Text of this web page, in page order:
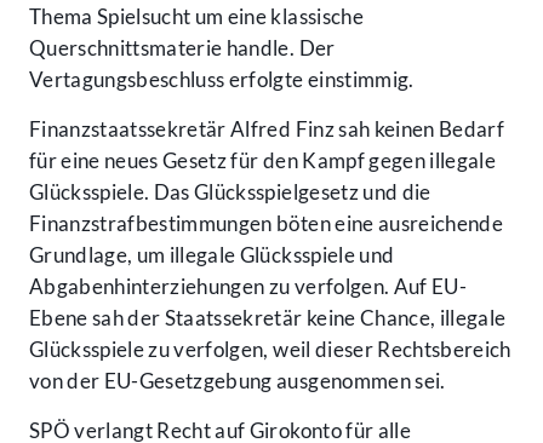
Thema Spielsucht um eine klassische
Querschnittsmaterie handle. Der
Vertagungsbeschluss erfolgte einstimmig.
Finanzstaatssekretär Alfred Finz sah keinen Bedarf
für eine neues Gesetz für den Kampf gegen illegale
Glücksspiele. Das Glücksspielgesetz und die
Finanzstrafbestimmungen böten eine ausreichende
Grundlage, um illegale Glücksspiele und
Abgabenhinterziehungen zu verfolgen. Auf EU-
Ebene sah der Staatssekretär keine Chance, illegale
Glücksspiele zu verfolgen, weil dieser Rechtsbereich
von der EU-Gesetzgebung ausgenommen sei.
SPÖ verlangt Recht auf Girokonto für alle